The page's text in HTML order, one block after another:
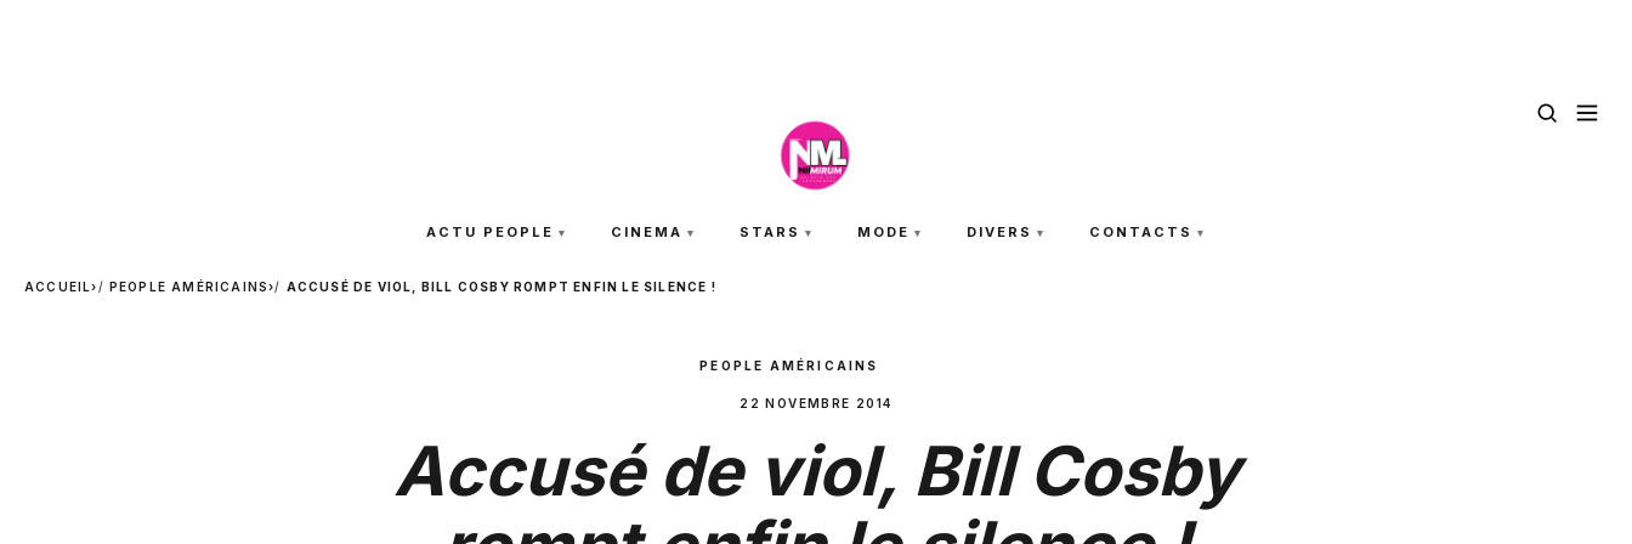
ACTU PEOPLE CINEMA STARS MODE DIVERS CONTACTS
ACCUEIL› PEOPLE AMÉRICAINS› ACCUSÉ DE VIOL, BILL COSBY ROMPT ENFIN LE SILENCE !
PEOPLE AMÉRICAINS
22 NOVEMBRE 2014
Accusé de viol, Bill Cosby